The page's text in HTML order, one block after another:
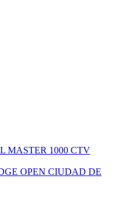
MASTER 1000 CTV
OPEN CIUDAD DE